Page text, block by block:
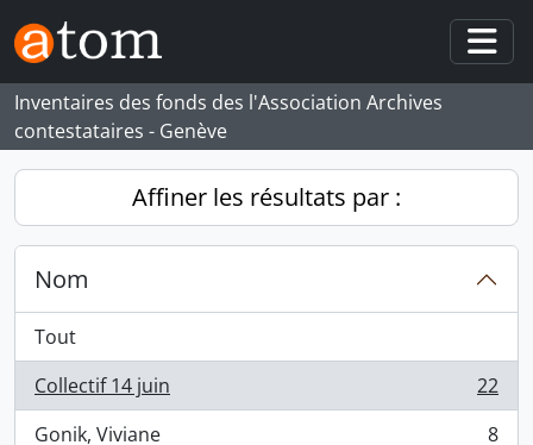
Skip to main content
Inventaires des fonds des l'Association Archives
contestataires - Genève
Affiner les résultats par :
Nom
Tout
Collectif 14 juin
, 22 résultats
22
Gonik, Viviane
8